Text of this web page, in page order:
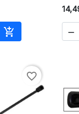

Adicionar ao

favorite_border